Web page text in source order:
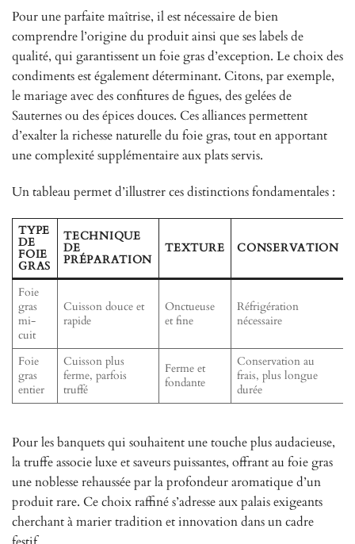
Pour une parfaite maîtrise, il est nécessaire de bien
comprendre l’origine du produit ainsi que ses labels de
qualité, qui garantissent un foie gras d’exception. Le choix des
condiments est également déterminant. Citons, par exemple,
le mariage avec des confitures de figues, des gelées de
Sauternes ou des épices douces. Ces alliances permettent
d’exalter la richesse naturelle du foie gras, tout en apportant
une complexité supplémentaire aux plats servis.
Un tableau permet d’illustrer ces distinctions fondamentales :
TYPE
DE
FOIE
GRAS
TECHNIQUE
DE
PRÉPARATION
TEXTURE CONSERVATION
Foie
gras
mi-
cuit
Cuisson douce et
rapide
Onctueuse
et fine
Réfrigération
nécessaire
Foie
gras
entier
Cuisson plus
ferme, parfois
truffé
Ferme et
fondante
Conservation au
frais, plus longue
durée
Pour les banquets qui souhaitent une touche plus audacieuse,
la truffe associe luxe et saveurs puissantes, offrant au foie gras
une noblesse rehaussée par la profondeur aromatique d’un
produit rare. Ce choix raffiné s’adresse aux palais exigeants
cherchant à marier tradition et innovation dans un cadre